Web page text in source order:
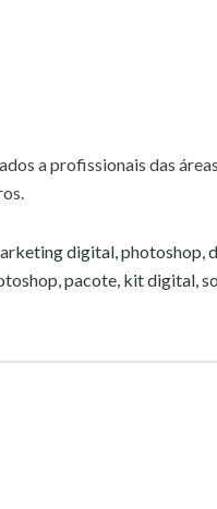
a profissionais das
digital, photoshop,
pacote, kit digital,